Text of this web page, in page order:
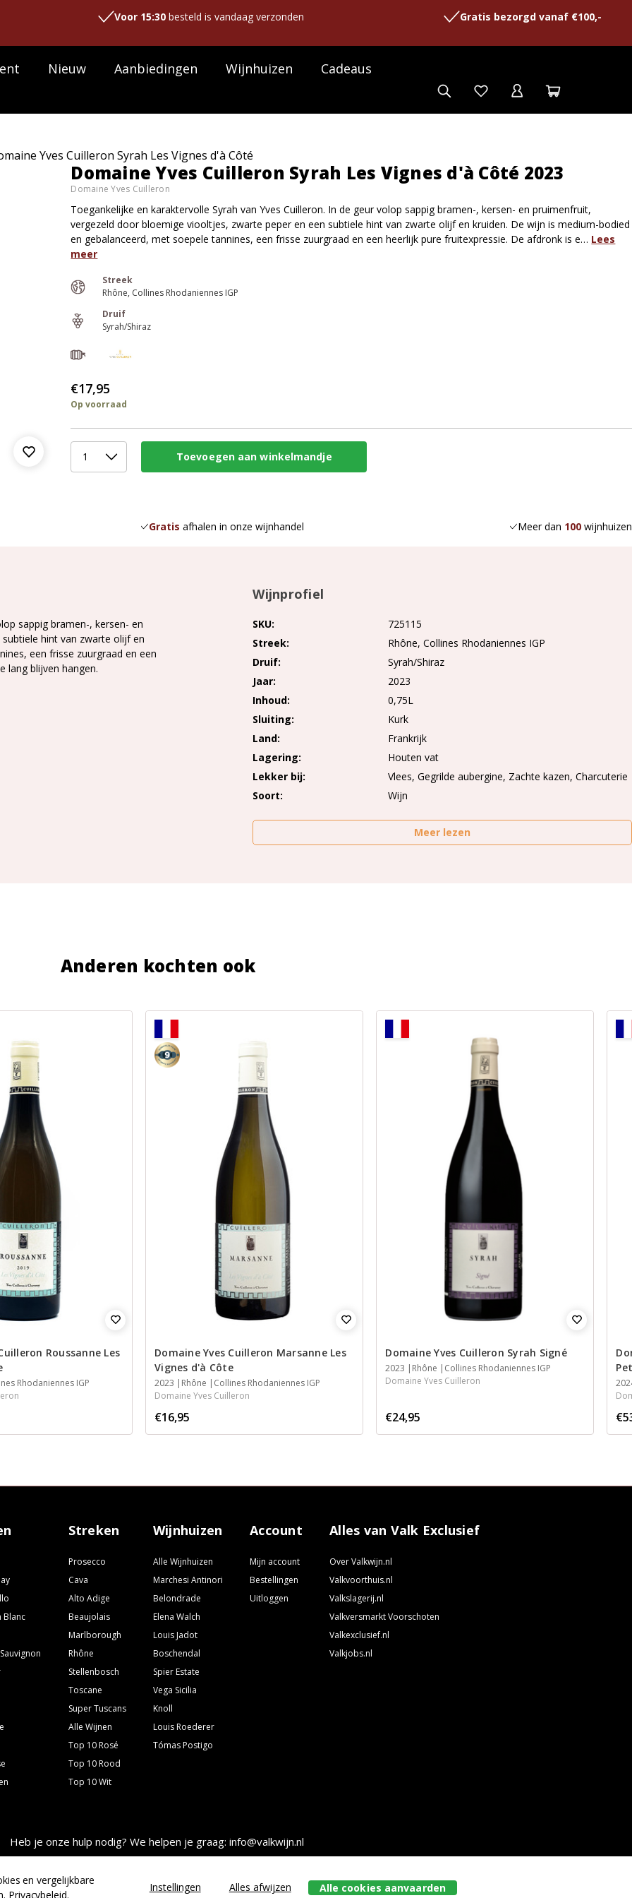
Voor 15:30besteld is vandaag verzonden Gratis bezorgd vanaf €100,-
Nieuw Aanbiedingen Wijnhuizen Cadeaus
Yves Cuilleron Syrah Les Vignes d'à Côté
Domaine Yves Cuilleron Syrah Les Vignes d'à Côté 2023
Domaine Yves Cuilleron
Toegankelijke en karaktervolle Syrah van Yves Cuilleron. In de geur volop sappig bramen-, kersen- en pruimenfruit,
vergezeld door bloemige viooltjes, zwarte peper en een subtiele hint van zwarte olijf en kruiden. De wijn is medium-bodied
en gebalanceerd, met soepele tannines, een frisse zuurgraad en een heerlijk pure fruitexpressie. De afdronk is e… Lees
meer
Streek
Rhône Collines Rhodaniennes IGP
Druif
Syrah/Shiraz
€17,95
Op voorraad
Gratis afhalen in onze wijnhandel Meer dan 100wijnhuizen
sappig bramen-, kersen- en
hint van zwarte olijf en
een frisse zuurgraad en een
lang blijven hangen.
Wijnprofiel
SKU
725115
Streek
Rhône Collines Rhodaniennes IGP
Druif
Syrah/Shiraz
Jaar
2023
Inhoud
0,75L
Sluiting
Kurk
Land
Frankrijk
Lagering
Houten vat
Lekker bij
Vlees, Gegrilde aubergine, Zachte kazen, Charcuterie
Soort
Wijn
Meer lezen
Anderen kochten ook
Roussanne Les
Rhodaniennes IGP
9
Domaine Yves Cuilleron Marsanne Les
Vignes d'à Côte
2023 Rhône
Collines Rhodaniennes IGP
Domaine Yves Cuilleron
€16,95
Domaine Yves Cuilleron Syrah Signé
2023 Rhône
Collines Rhodaniennes IGP
Domaine Yves Cuilleron
€24,95
Blanc
Streken
Prosecco
Cava
Alto Adige
Beaujolais
Marlborough
Rhône
Stellenbosch
Toscane
Super Tuscans
Alle Wijnen
Top 10 Rosé
Top 10 Rood
Top 10 Wit
Wijnhuizen
Alle Wijnhuizen
Marchesi Antinori
Belondrade
Elena Walch
Louis Jadot
Boschendal
Spier Estate
Vega Sicilia
Knoll
Louis Roederer
Tómas Postigo
Account
Mijn account
Bestellingen
Uitloggen
Alles van Valk Exclusief
Over Valkwijn.nl
Valkvoorthuis.nl
Valkslagerij.nl
Valkversmarkt Voorschoten
Valkexclusief.nl
Valkjobs.nl
Heb je onze hulp nodig? We helpen je graag: info@valkwijn.nl
en vergelijkbare
Privacybeleid.
Instellingen Alles afwijzen Alle cookies aanvaarden